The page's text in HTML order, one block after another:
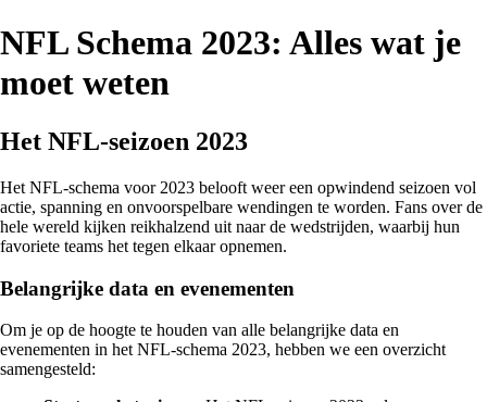
NFL Schema 2023: Alles wat je
moet weten
Het NFL-seizoen 2023
Het NFL-schema voor 2023 belooft weer een opwindend seizoen vol
actie, spanning en onvoorspelbare wendingen te worden. Fans over de
hele wereld kijken reikhalzend uit naar de wedstrijden, waarbij hun
favoriete teams het tegen elkaar opnemen.
Belangrijke data en evenementen
Om je op de hoogte te houden van alle belangrijke data en
evenementen in het NFL-schema 2023, hebben we een overzicht
samengesteld: